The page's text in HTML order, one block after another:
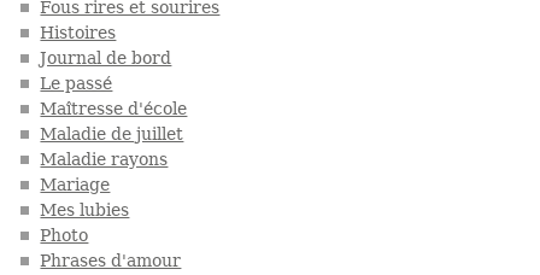
Fous rires et sourires
Histoires
Journal de bord
Le passé
Maîtresse d'école
Maladie de juillet
Maladie rayons
Mariage
Mes lubies
Photo
Phrases d'amour